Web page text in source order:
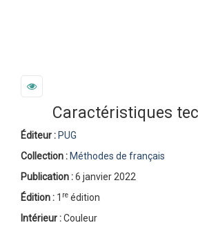
Caractéristiques
Éditeur : PUG
Collection : Méthodes de français
Publication :6 janvier 2022
Édition : 1 re édition
Intérieur :Couleur